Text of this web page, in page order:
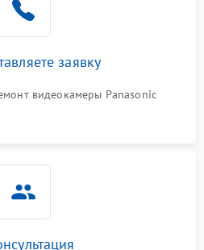
заявку
видеокамеры Panasonic